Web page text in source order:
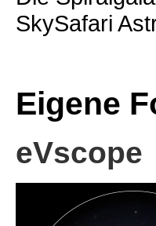
SkySafari
Eigene
eVscope